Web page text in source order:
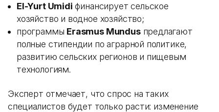
El-Yurt Umidi финансирует сельское
хозяйство и водное хозяйство;
программы Erasmus Mundusпредлагают
полные стипендии по аграрной политике,
развитию сельских регионов и пищевым
технологиям.
Эксперт отмечает, что спрос на таких
специалистов будет только расти: изменение